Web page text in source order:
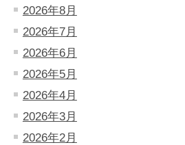
2026年8月
2026年7月
2026年6月
2026年5月
2026年4月
2026年3月
2026年2月